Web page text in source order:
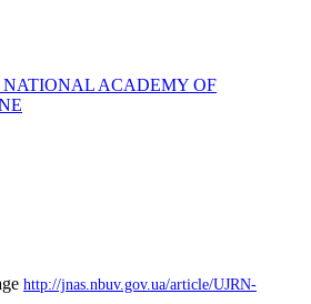
NATIONAL ACADEMY OF
http://jnas.nbuv.gov.ua/article/UJRN-